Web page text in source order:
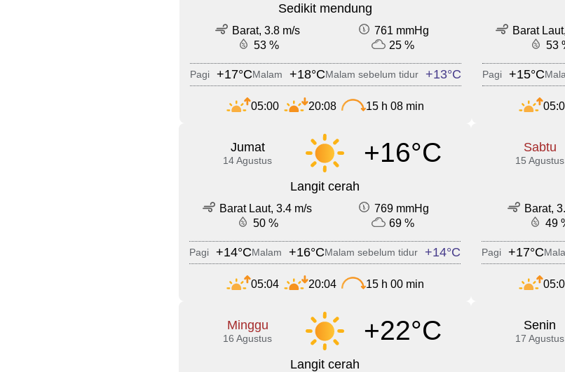
Sedikit mendung
Barat, 3.8 m/s
761 mmHg
53 %
25 %
Pagi +17°CMalam +18°CMalam sebelum tidur +13°C
05:00 20:08 15 h 08 min
Barat
53
Pagi +15°C
Jumat
14 Agustus +16°C
Langit cerah
Barat Laut, 3.4 m/s
769 mmHg
50 %
69 %
Pagi +14°CMalam +16°CMalam sebelum tidur +14°C
05:04 20:04 15 h 00 min
Sabtu
15 Agustus
Barat,
49
Pagi +17°C
Minggu
16 Agustus +22°C
Langit cerah
Senin
17 Agustus